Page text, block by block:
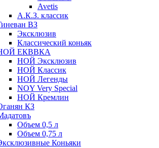
Avetis
А.К.З. классик
ВЗ
Эксклюзив
Классический коньяк
ЕКВВКА
НОЙ Эксклюзив
НОЙ Классик
НОЙ Легенды
NOY Very Speсial
НОЙ Кремлин
КЗ
Объем 0,5 л
Объем 0,75 л
Коньяки